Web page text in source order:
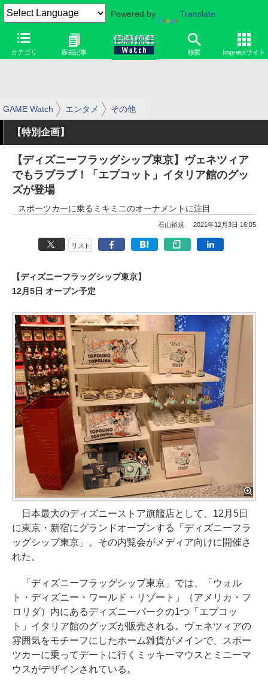
Powered by Translate
カテゴリ 過去記事 検索 Impressサイト
GAME Watch エンタメ その他
【特別企画】
【ディズニーフラッグシップ東京】ヴェネツィア
でもラブラブ！「エプコット」イタリア館のグッ
ズが登場
スポーツカーに乗るミキミニのオーナメントに注目
石山裕規 2021年12月3日 16:05
リスト
【ディズニーフラッグシップ東京】
12月5日 オープン予定
日本最大のディズニーストア旗艦店として、12月5日
に東京・新宿にグランドオープンする「ディズニーフラ
ッグシップ東京」。その内覧会がメディア向けに開催さ
れた。
「ディズニーフラッグシップ東京」では、「ウォル
ト・ディズニー・ワールド・リゾート」（アメリカ・フ
ロリダ）内にあるディズニーパークの1つ「エプコッ
ト」イタリア館のグッズが販売される。ヴェネツィアの
雰囲気をモチーフにしたホーム雑貨がメインで、スポー
ツカーに乗ってデートに行くミッキーマウスとミニーマ
ウスがデザインされている。